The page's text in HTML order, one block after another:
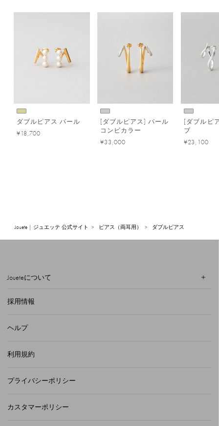
ダブルピアス パール
¥18,700
[ダブルピアス] パール
コンビカラー
¥33,000
[ダブルピ
ブ
¥23,100
Jouete | ジュエッテ 公式サイト ピアス（両耳用） ダブルピアス
Joueteについて
採用情報
ヘルプ
利用規約
プライバシーポリシー
カスタマーポリシー